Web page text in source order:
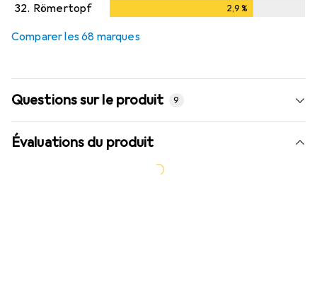
32. Römertopf 2,9%
Comparer les 68 marques
Questions sur le produit 9
Évaluations du produit